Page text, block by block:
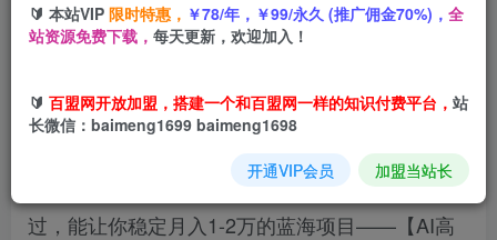
背后藏着一个多大的賺钱市场吗？🤫
今天这套课程分7课，给你拆解一个我们内部验证
过，能让你稳定月入1-2万的蓝海项目——【AI高
🔰 本站VIP 限时特惠， ￥78/年，￥99/永久 (推广佣金70%)， 全
站资源免费下载， 每天更新，欢迎加入！
🔰 百盟网开放加盟，搭建一个和百盟网一样的知识付费平台， 站
长微信：baimeng1699 baimeng1698
开通VIP会员 加盟当站长